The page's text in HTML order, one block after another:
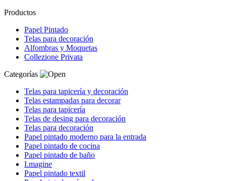
Productos
Papel Pintado
Telas para decoración
Alfombras y Moquetas
Collezione Privata
Categorías
Telas para tapicería y decoración
Telas estampadas para decorar
Telas para tapicería
Telas de desing para decoración
Telas para decoración
Papel pintado moderno para la entrada
Papel pintado de cocina
Papel pintado de baño
I.magine
Papel pintado textil